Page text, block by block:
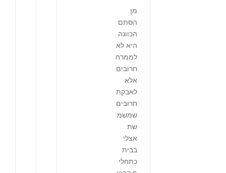
מן
הסתם
הכוונה
היא לא
לממרח
חרובים
אלא
לאבקת
חרובים
שמשמ
שת
אצלי
בבית
כתחלי